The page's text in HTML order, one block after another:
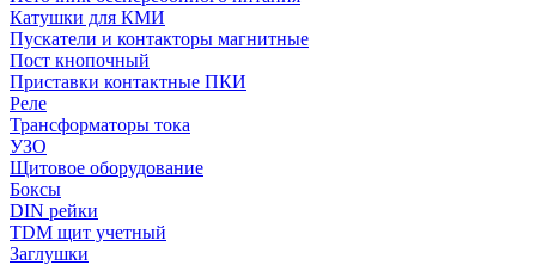
Катушки для КМИ
Пускатели и контакторы магнитные
Пост кнопочный
Приставки контактные ПКИ
Реле
Трансформаторы тока
УЗО
Щитовое оборудование
Боксы
DIN рейки
TDM щит учетный
Заглушки